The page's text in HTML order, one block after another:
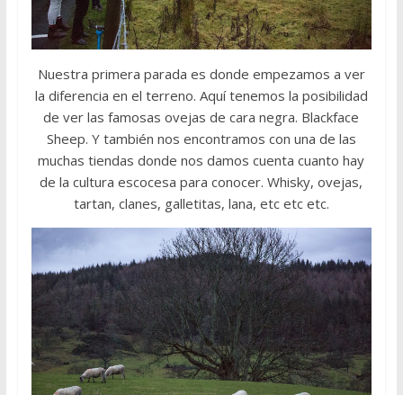
Nuestra primera parada es donde empezamos a ver
la diferencia en el terreno. Aquí tenemos la posibilidad
de ver las famosas ovejas de cara negra. Blackface
Sheep. Y también nos encontramos con una de las
muchas tiendas donde nos damos cuenta cuanto hay
de la cultura escocesa para conocer. Whisky, ovejas,
tartan, clanes, galletitas, lana, etc etc etc.